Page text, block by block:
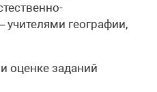
учителями географии,
оценке заданий